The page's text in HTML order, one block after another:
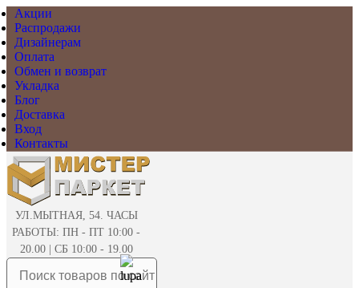
Акции
Распродажи
Дизайнерам
Оплата
Обмен и возврат
Укладка
Блог
Доставка
Вход
Контакты
УЛ.МЫТНАЯ, 54. ЧАСЫ
РАБОТЫ: ПН - ПТ 10:00 -
20.00 | СБ 10:00 - 19.00